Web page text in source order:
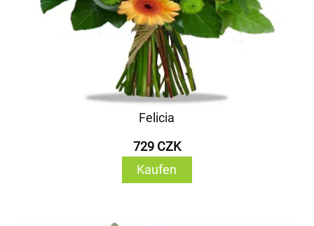
Felicia
729 CZK
Kaufen